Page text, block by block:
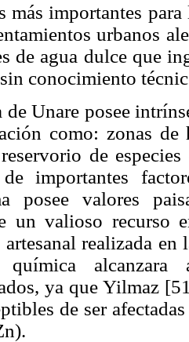
más importantes
urbanos
de agua dulce que
conocimiento
de Unare posee
como: zonas de
de
de importantes
posee valores
un valioso recurso
artesanal realizada
química
ya que Yilmaz
de ser